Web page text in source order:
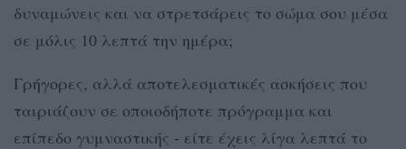
δυναμώνεις και να στρετσάρεις το σώμα σου μέσα
σε μόλις 10 λεπτά την ημέρα;
Γρήγορες, αλλά αποτελεσματικές ασκήσεις που
ταιριάζουν σε οποιοδήποτε πρόγραμμα και
επίπεδο γυμναστικής - είτε έχεις λίγα λεπτά το